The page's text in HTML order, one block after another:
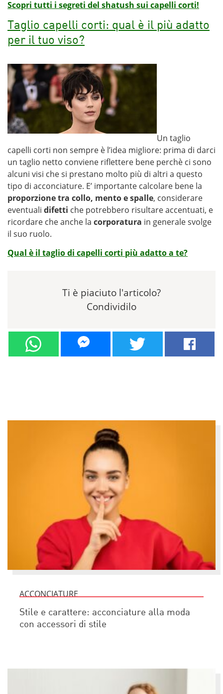
Scopri tutti i segreti del shatush sui capelli corti!
Taglio capelli corti: qual è il più adatto
per il tuo viso?
Un taglio
capelli corti non sempre è l’idea migliore: prima di darci
un taglio netto conviene riflettere bene perchè ci sono
alcuni visi che si prestano molto più di altri a questo
tipo di acconciature. E’ importante calcolare bene la
proporzione tra collo, mento e spalle, considerare
eventuali difetti che potrebbero risultare accentuati, e
ricordare che anche la corporatura in generale svolge
il suo ruolo.
Qual è il taglio di capelli corti più adatto a te?
Ti è piaciuto l'articolo?
Condividilo
ACCONCIATURE
Stile e carattere: acconciature alla moda
con accessori di stile